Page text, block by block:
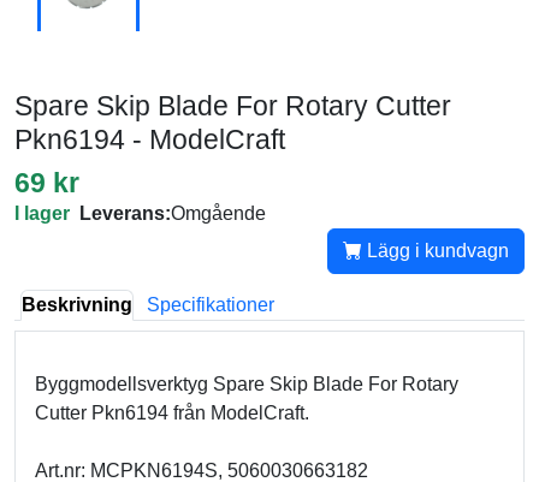
Spare Skip Blade For Rotary Cutter
Pkn6194 - ModelCraft
69 kr
I lager Leverans:Omgående
Lägg i kundvagn
Beskrivning Specifikationer
Byggmodellsverktyg Spare Skip Blade For Rotary
Cutter Pkn6194 från ModelCraft.
Art.nr: MCPKN6194S, 5060030663182